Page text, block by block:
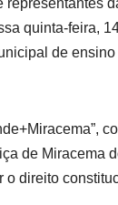
quinta-feira,
de
de Miracema
direito